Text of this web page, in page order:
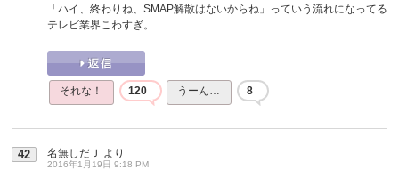
「ハイ、終わりね、SMAP解散はないからね」っていう流れになってる
テレビ業界こわすぎ。
それな！ 120 うーん… 8
42 名無しだＪ より
2016年1月19日 9:18 PM